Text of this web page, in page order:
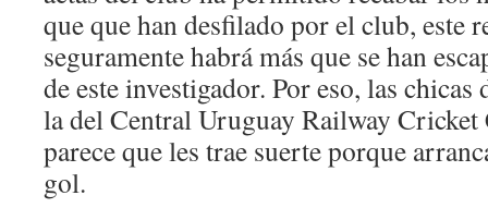
que que han desfilado por el club, este
seguramente habrá más que se han
de este investigador. Por eso, las
la del Central Uruguay Railway
parece que les trae suerte porque
gol.